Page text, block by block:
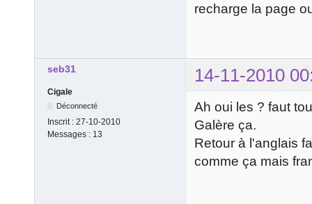
recharge la page
seb31 14-11-2010
Cigale
Déconnecté
Inscrit : 27-10-2010
Messages : 13
Ah oui les ? faut
Galère ça.
Retour à l'anglais
comme ça mais